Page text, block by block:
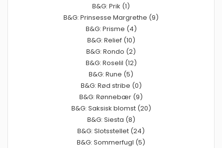
B&G: Prik (1)
B&G: Prinsesse Margrethe (9)
B&G: Prisme (4)
B&G: Relief (10)
B&G: Rondo (2)
B&G: Roselil (12)
B&G: Rune (5)
B&G: Rød stribe (0)
B&G: Rønnebær (9)
B&G: Saksisk blomst (20)
B&G: Siesta (8)
B&G: Slotsstellet (24)
B&G: Sommerfugl (5)